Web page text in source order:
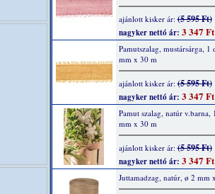
ajánlott kisker ár:(5 595 Ft)
nagyker nettó ár: 3 347 Ft
Pamutszalag, mustársárga, 1
mm x 30 m
ajánlott kisker ár:(5 595 Ft)
nagyker nettó ár: 3 347 Ft
Pamut szalag, natúr v.barna,
mm x 30 m
ajánlott kisker ár:(5 595 Ft)
nagyker nettó ár: 3 347 Ft
Juttamadzag, natúr, ø 2 mm